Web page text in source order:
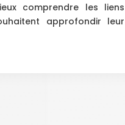
comprendre les liens
approfondir leur